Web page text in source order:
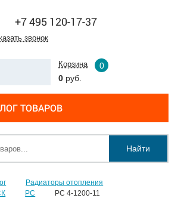
+7 495 120-17-37
звонок
Корзина
0
0 руб.
ТОВАРОВ
Найти
Радиаторы отопления
РС РС 4-1200-11